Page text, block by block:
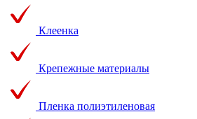
Клеенка
Крепежные материалы
Пленка полиэтиленовая